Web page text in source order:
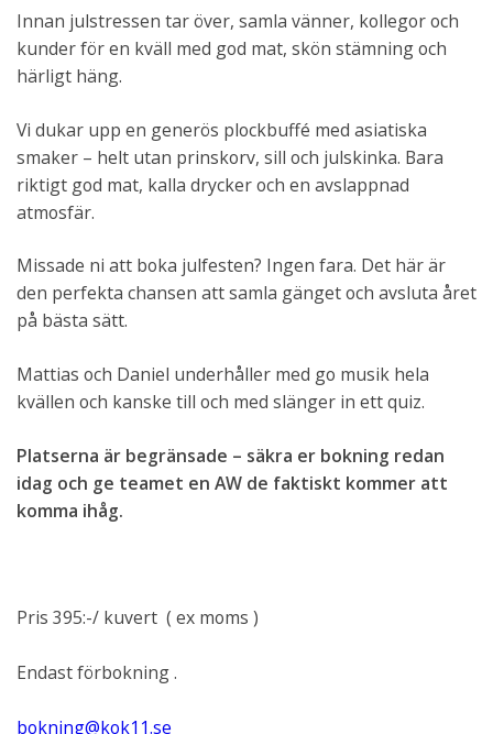
Innan julstressen tar över, samla vänner, kollegor och
kunder för en kväll med god mat, skön stämning och
härligt häng.
Vi dukar upp en generös plockbuffé med asiatiska
smaker – helt utan prinskorv, sill och julskinka. Bara
riktigt god mat, kalla drycker och en avslappnad
atmosfär.
Missade ni att boka julfesten? Ingen fara. Det här är
den perfekta chansen att samla gänget och avsluta året
på bästa sätt.
Mattias och Daniel underhåller med go musik hela
kvällen och kanske till och med slänger in ett quiz.
Platserna är begränsade – säkra er bokning redan
idag och ge teamet en AW de faktiskt kommer att
komma ihåg.
Pris 395:-/ kuvert ( ex moms )
Endast förbokning .
bokning@kok11.se